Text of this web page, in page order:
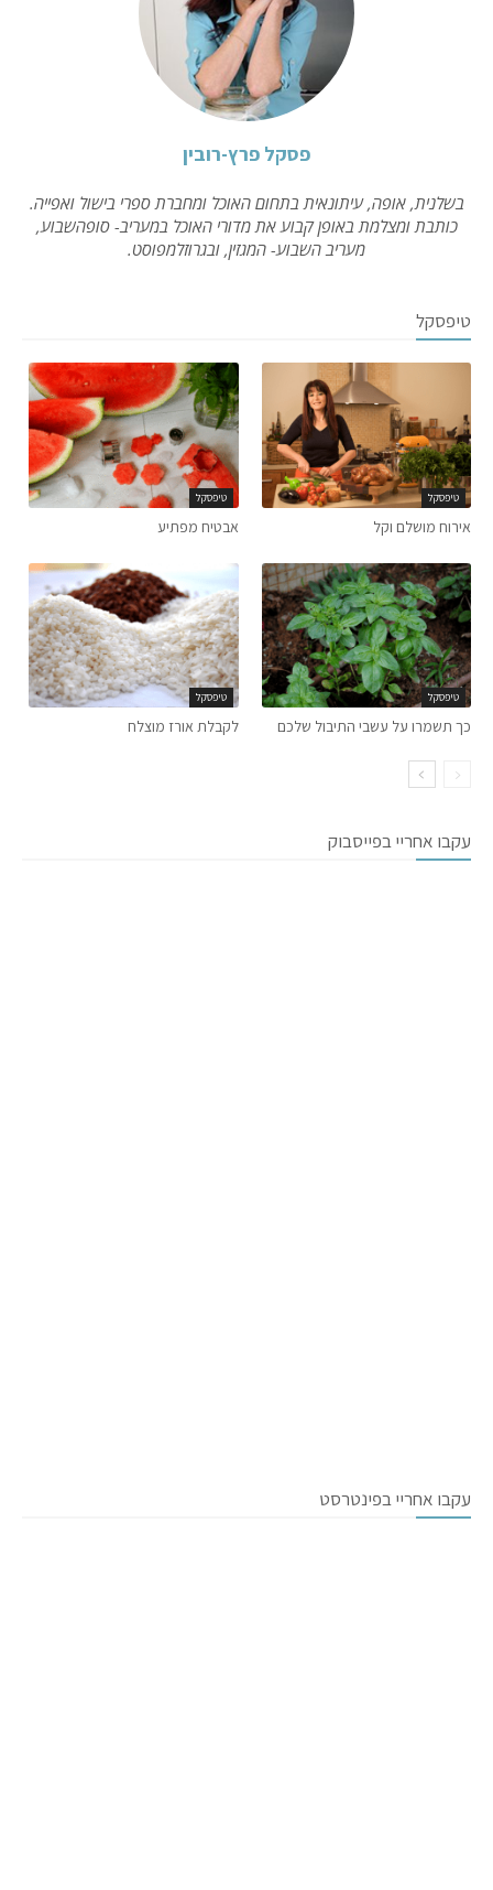
פסקל פרץ-רובין
בשלנית, אופה, עיתונאית בתחום האוכל ומחברת ספרי בישול ואפייה.
כותבת ומצלמת באופן קבוע את מדורי האוכל במעריב- סופהשבוע,
מעריב השבוע- המגזין, ובגרוזלמפוסט.
טיפסקל
טיפסקל
אירוח מושלם וקל
טיפסקל
אבטיח מפתיע
טיפסקל
כך תשמרו על עשבי התיבול שלכם
טיפסקל
לקבלת אורז מוצלח
עקבו אחריי בפייסבוק
עקבו אחריי בפינטרסט